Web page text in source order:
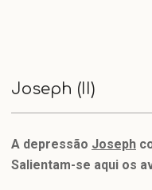
Joseph (II)
A depressão Joseph
Salientam-se aqui os